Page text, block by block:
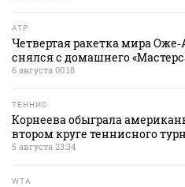
ATP
Четвертая ракетка мира
снялся с домашнего
6 августа 00:18
ТЕННИС
Корнеева обыграла
втором круге теннисного
5 августа 23:34
WTA